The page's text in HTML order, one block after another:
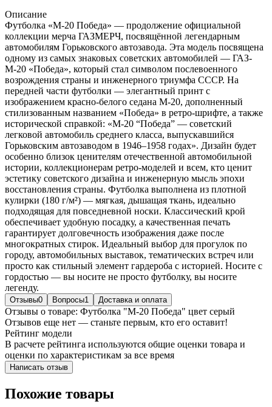
Описание
Футболка «М-20 Победа» — продолжение официальной
коллекции мерча ГАЗМЕРЧ, посвящённой легендарным
автомобилям Горьковского автозавода. Эта модель посвящена
одному из самых знаковых советских автомобилей — ГАЗ-
М-20 «Победа», который стал символом послевоенного
возрождения страны и инженерного триумфа СССР. На
передней части футболки — элегантный принт с
изображением красно-белого седана М-20, дополненный
стилизованным названием «Победа» в ретро-шрифте, а также
исторической справкой: «М-20 “Победа” — советский
легковой автомобиль среднего класса, выпускавшийся
Горьковским автозаводом в 1946–1958 годах». Дизайн будет
особенно близок ценителям отечественной автомобильной
истории, коллекционерам ретро-моделей и всем, кто ценит
эстетику советского дизайна и инженерную мысль эпохи
восстановления страны. Футболка выполнена из плотной
кулирки (180 г/м²) — мягкая, дышащая ткань, идеально
подходящая для повседневной носки. Классический крой
обеспечивает удобную посадку, а качественная печать
гарантирует долговечность изображения даже после
многократных стирок. Идеальный выбор для прогулок по
городу, автомобильных выставок, тематических встреч или
просто как стильный элемент гардероба с историей. Носите с
гордостью — вы носите не просто футболку, вы носите
легенду.
Отзывы0 Вопросы1 Доставка и оплата
Отзывы о товаре: Футболка "М-20 Победа" цвет серый
Отзывов еще нет — станьте первым, кто его оставит!
Рейтинг модели
В расчете рейтинга используются общие оценки товара и
оценки по характеристикам за все время
Написать отзыв
Похожие товары